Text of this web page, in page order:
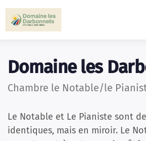
Domaine les
Chambre le Notable/le
Le Notable et Le Pianiste sont
identiques, mais en miroir. Le